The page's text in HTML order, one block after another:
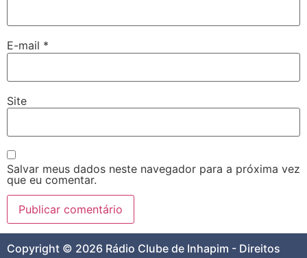
E-mail *
Site
Salvar meus dados neste navegador para a próxima vez
que eu comentar.
Copyright © 2026 Rádio Clube de Inhapim - Direitos